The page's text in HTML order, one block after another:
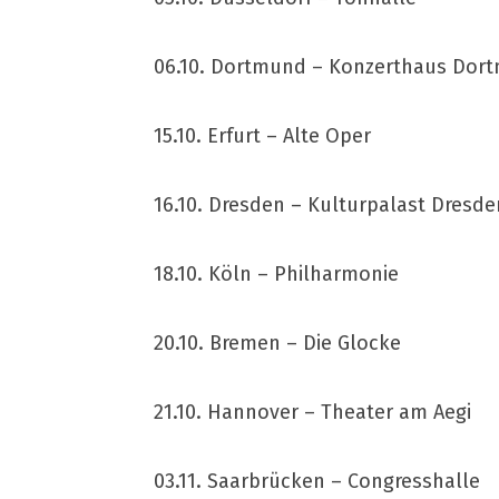
06.10. Dortmund – Konzerthaus
15.10. Erfurt – Alte Oper
16.10. Dresden – Kulturpalast
18.10. Köln – Philharmonie
20.10. Bremen – Die Glocke
21.10. Hannover – Theater am Aegi
03.11. Saarbrücken – Congresshalle